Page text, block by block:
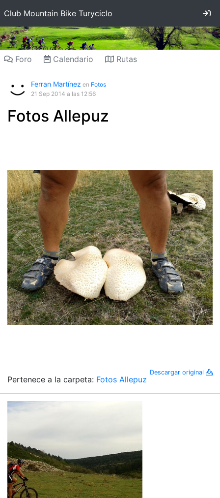
Club Mountain Bike Turyciclo
Foro Calendario Rutas
Ferran Martínez en Fotos
21 Sep 2014 a las 12:56
Fotos Allepuz
Descargar original
Pertenece a la carpeta: Fotos Allepuz